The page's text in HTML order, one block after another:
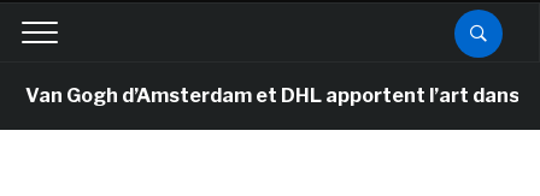
Van Gogh d’Amsterdam et DHL apportent l’art dans